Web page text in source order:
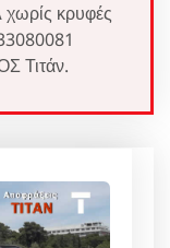
κρυφές
Τιτάν.